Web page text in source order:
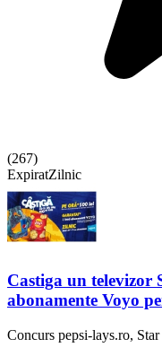
(267)
ExpiratZilnic
Castiga un televizor
abonamente Voyo
Concurs pepsi-lays.ro,